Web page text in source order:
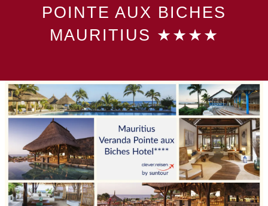
POINTE AUX BICHES
MAURITIUS ★★★★